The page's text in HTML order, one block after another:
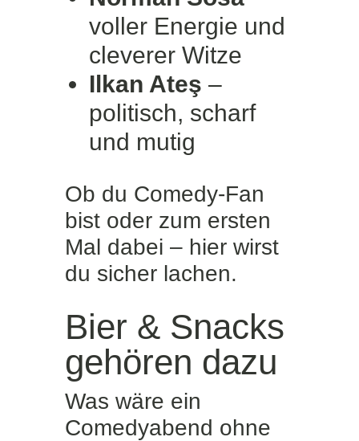
voller Energie und
cleverer Witze
Ilkan Ateş –
politisch, scharf
und mutig
Ob du Comedy-Fan
bist oder zum ersten
Mal dabei – hier wirst
du sicher lachen.
Bier & Snacks
gehören dazu
Was wäre ein
Comedyabend ohne